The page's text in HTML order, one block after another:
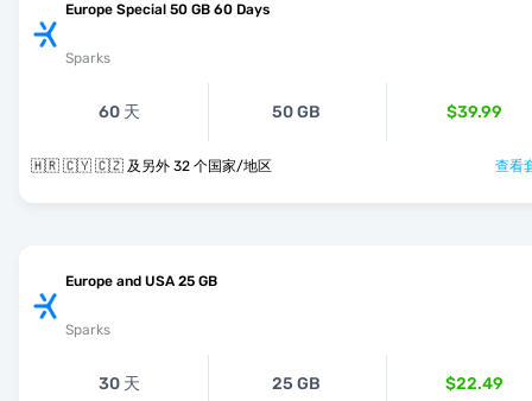
Europe Special 50 GB 60 Days
Sparks
60 天 50 GB $39.99
🇭🇷 🇨🇾 🇨🇿 及另外 32 个国家/地区 查看
Europe and USA 25 GB
Sparks
30 天 25 GB $22.49